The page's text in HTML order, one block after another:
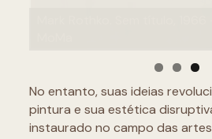
No entanto, suas ideias
pintura e sua estética
instaurado no campo das